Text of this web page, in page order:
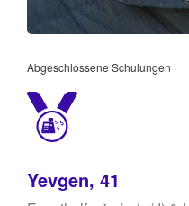
Abgeschlossene Schulungen
Yevgen, 41